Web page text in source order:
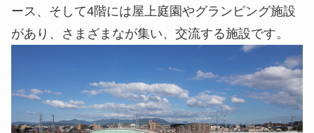
ース、そして4階には屋上庭園やグランピング施設
があり、さまざまなが集い、交流する施設です。